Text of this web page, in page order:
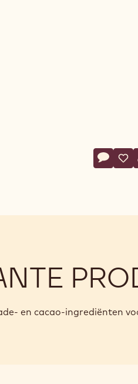
Schrijf
- Dark
-
en cacao-ingrediënten